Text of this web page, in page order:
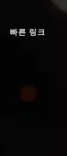
빠른 링크